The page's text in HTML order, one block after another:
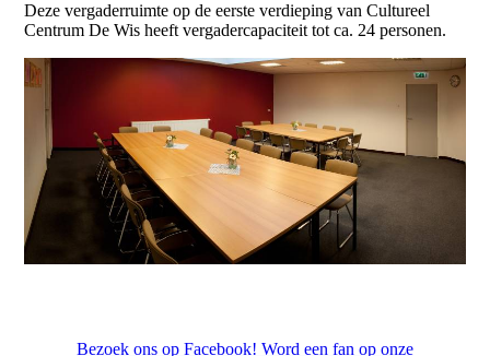
Deze vergaderruimte op de eerste verdieping van Cultureel
Centrum De Wis heeft vergadercapaciteit tot ca. 24 personen.
Bezoek ons op Facebook! Word een fan op onze